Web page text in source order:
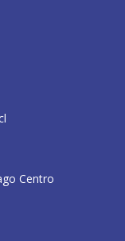
Centro